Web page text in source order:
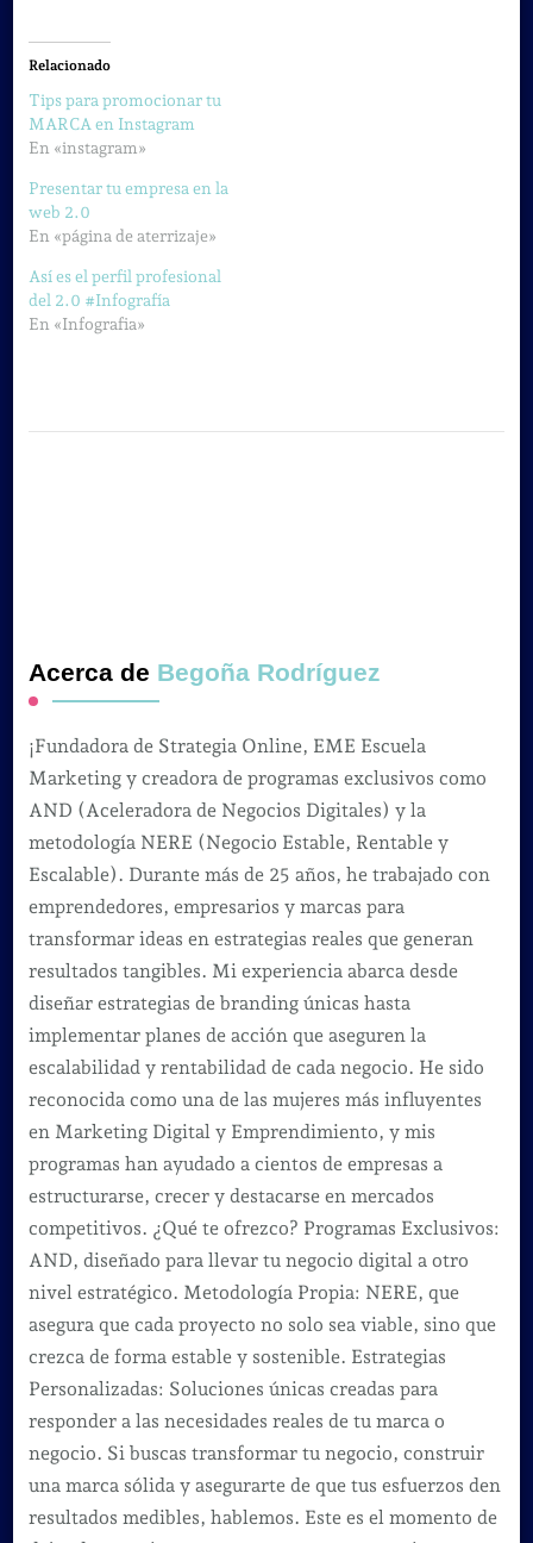
Relacionado
Tips para promocionar tu
MARCA en Instagram
En «instagram»
Presentar tu empresa en la
web 2.0
En «página de aterrizaje»
Así es el perfil profesional
del 2.0 #Infografía
En «Infografia»
Acerca de Begoña Rodríguez
¡Fundadora de Strategia Online, EME Escuela
Marketing y creadora de programas exclusivos como
AND (Aceleradora de Negocios Digitales) y la
metodología NERE (Negocio Estable, Rentable y
Escalable). Durante más de 25 años, he trabajado con
emprendedores, empresarios y marcas para
transformar ideas en estrategias reales que generan
resultados tangibles. Mi experiencia abarca desde
diseñar estrategias de branding únicas hasta
implementar planes de acción que aseguren la
escalabilidad y rentabilidad de cada negocio. He sido
reconocida como una de las mujeres más influyentes
en Marketing Digital y Emprendimiento, y mis
programas han ayudado a cientos de empresas a
estructurarse, crecer y destacarse en mercados
competitivos. ¿Qué te ofrezco? Programas Exclusivos:
AND, diseñado para llevar tu negocio digital a otro
nivel estratégico. Metodología Propia: NERE, que
asegura que cada proyecto no solo sea viable, sino que
crezca de forma estable y sostenible. Estrategias
Personalizadas: Soluciones únicas creadas para
responder a las necesidades reales de tu marca o
negocio. Si buscas transformar tu negocio, construir
una marca sólida y asegurarte de que tus esfuerzos den
resultados medibles, hablemos. Este es el momento de